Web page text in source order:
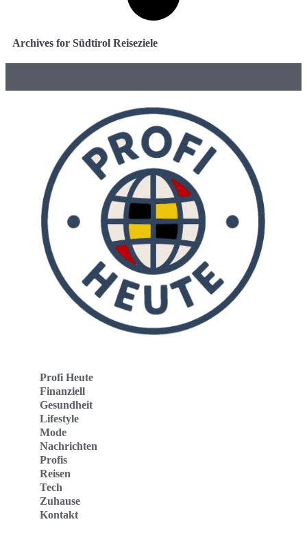
Archives for Südtirol Reiseziele
Profi Heute
Finanziell
Gesundheit
Lifestyle
Mode
Nachrichten
Profis
Reisen
Tech
Zuhause
Kontakt